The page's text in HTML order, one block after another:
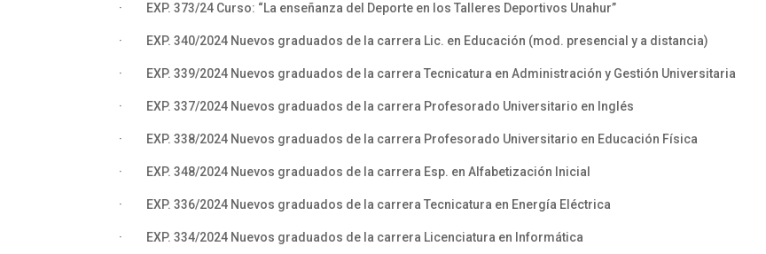
· EXP. 373/24 Curso: “La enseñanza del Deporte en los Talleres Deportivos Unahur”
· EXP. 340/2024 Nuevos graduados de la carrera Lic. en Educación (mod. presencial y a distancia)
· EXP. 339/2024 Nuevos graduados de la carrera Tecnicatura en Administración y Gestión Universitaria
· EXP. 337/2024 Nuevos graduados de la carrera Profesorado Universitario en Inglés
· EXP. 338/2024 Nuevos graduados de la carrera Profesorado Universitario en Educación Física
· EXP. 348/2024 Nuevos graduados de la carrera Esp. en Alfabetización Inicial
· EXP. 336/2024 Nuevos graduados de la carrera Tecnicatura en Energía Eléctrica
· EXP. 334/2024 Nuevos graduados de la carrera Licenciatura en Informática